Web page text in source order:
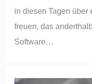
in diesen Tagen über
freuen, das
Software…